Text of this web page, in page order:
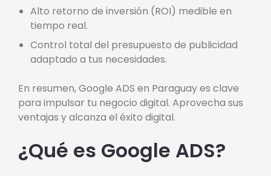
Alto retorno de inversión (ROI) medible en
tiempo real.
Control total del presupuesto de publicidad
adaptado a tus necesidades.
En resumen, Google ADS en Paraguay es clave
para impulsar tu negocio digital. Aprovecha sus
ventajas y alcanza el éxito digital.
¿Qué es Google ADS?